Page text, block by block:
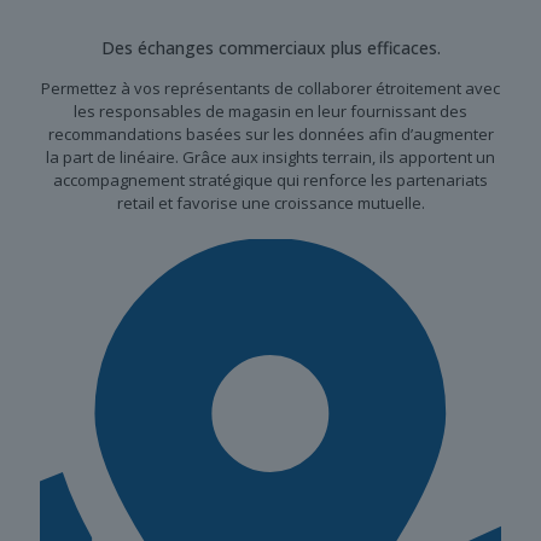
Des échanges commerciaux plus efficaces.
Permettez à vos représentants de collaborer étroitement avec
les responsables de magasin en leur fournissant des
recommandations basées sur les données afin d’augmenter
la part de linéaire. Grâce aux insights terrain, ils apportent un
accompagnement stratégique qui renforce les partenariats
retail et favorise une croissance mutuelle.